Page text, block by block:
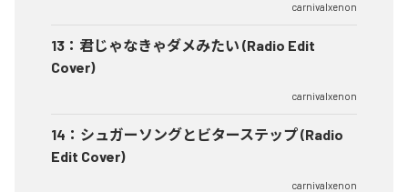
carnivalxenon
13 ： 君じゃなきゃダメみたい (Radio Edit
Cover)
carnivalxenon
14 ： シュガーソングとビターステップ (Radio
Edit Cover)
carnivalxenon